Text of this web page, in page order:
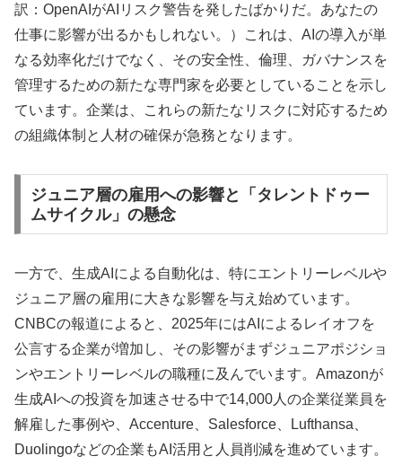
訳：OpenAIがAIリスク警告を発したばかりだ。あなたの
仕事に影響が出るかもしれない。）これは、AIの導入が単
なる効率化だけでなく、その安全性、倫理、ガバナンスを
管理するための新たな専門家を必要としていることを示し
ています。企業は、これらの新たなリスクに対応するため
の組織体制と人材の確保が急務となります。
ジュニア層の雇用への影響と「タレントドゥー
ムサイクル」の懸念
一方で、生成AIによる自動化は、特にエントリーレベルや
ジュニア層の雇用に大きな影響を与え始めています。
CNBCの報道によると、2025年にはAIによるレイオフを
公言する企業が増加し、その影響がまずジュニアポジショ
ンやエントリーレベルの職種に及んでいます。Amazonが
生成AIへの投資を加速させる中で14,000人の企業従業員を
解雇した事例や、Accenture、Salesforce、Lufthansa、
Duolingoなどの企業もAI活用と人員削減を進めています。